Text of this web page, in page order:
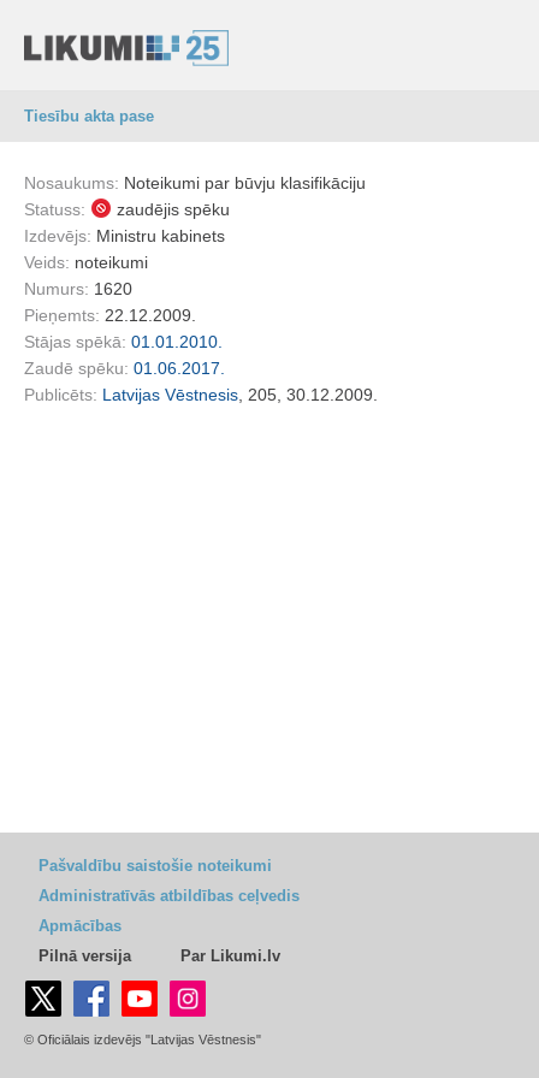
Tiesību akta pase
Nosaukums: Noteikumi par būvju klasifikāciju
Statuss:
zaudējis spēku
Izdevējs: Ministru kabinets
Veids: noteikumi
Numurs: 1620
Pieņemts: 22.12.2009.
Stājas spēkā: 01.01.2010.
Zaudē spēku: 01.06.2017.
Publicēts: Latvijas Vēstnesis , 205, 30.12.2009.
Pašvaldību saistošie noteikumi
Administratīvās atbildības ceļvedis
Apmācības
Pilnā versija
Par Likumi.lv
© Oficiālais izdevējs "Latvijas Vēstnesis"